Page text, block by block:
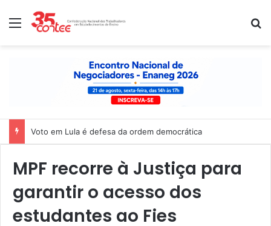
Menu
Nota de solidariedade ao povo venezuelano
MPF recorre à Justiça para
garantir o acesso dos
estudantes ao Fies